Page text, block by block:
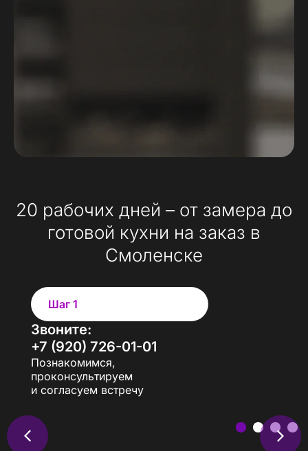
20 рабочих дней – от замера до
готовой кухни на заказ в
Смоленске
Шаг 1
Звоните:
+7 (920) 726-01-01
Познакомимся,
проконсультируем
и согласуем встречу